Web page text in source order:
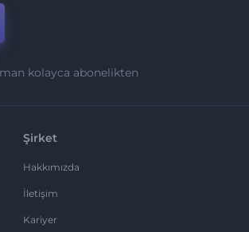
kolayca abonelikten
Şirket
Hakkımızda
İletişim
Kariyer